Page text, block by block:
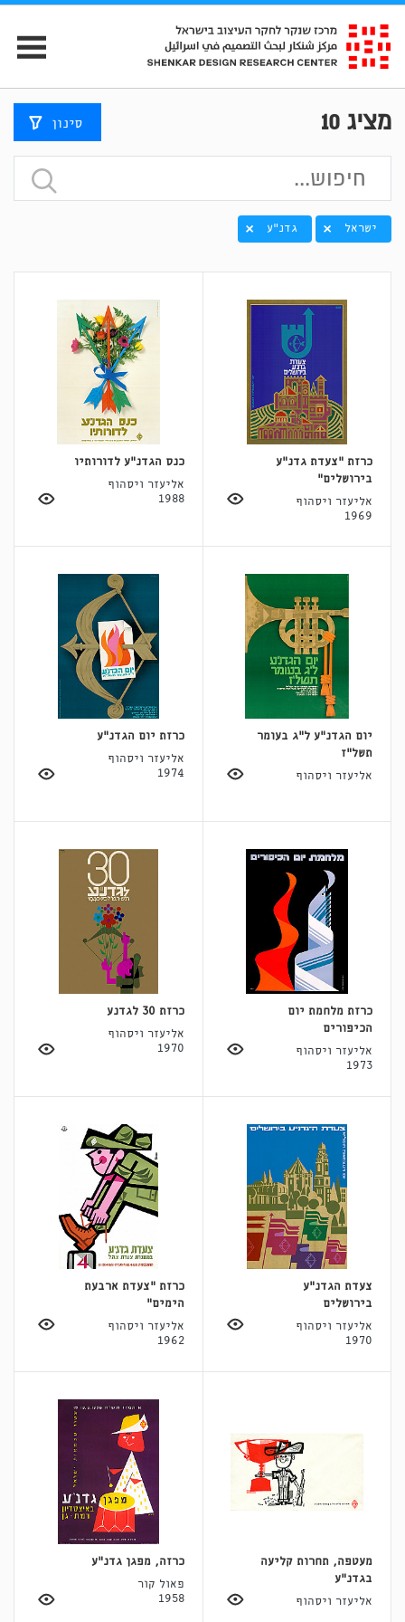
מציג 10 סינון
ישראל גדנ"ע
כרזת "צעדת גדנ"ע
בירושלים"
אליעזר ויסהוף
1969
כנס הגדנ"ע לדורותיו
אליעזר ויסהוף
1988
יום הגדנ"ע ל"ג בעומר
תשל"ז
אליעזר ויסהוף
כרזת יום הגדנ"ע
אליעזר ויסהוף
1974
כרזת מלחמת יום
הכיפורים
אליעזר ויסהוף
1973
כרזת 30 לגדנע
אליעזר ויסהוף
1970
צעדת הגדנ"ע
בירושלים
אליעזר ויסהוף
1970
כרזת "צעדת ארבעת
הימים"
אליעזר ויסהוף
1962
מעטפה, תחרות קליעה
בגדנ"ע
אליעזר ויסהוף
כרזה, מפגן גדנ"ע
פאול קור
1958